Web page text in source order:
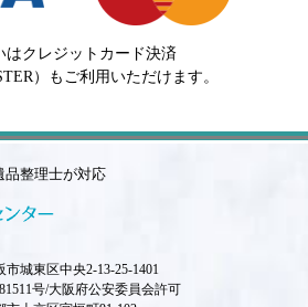
はクレジットカード決済
）もご利用いただけます。
品整理士が対応
城東区中央2-13-25-1401
号/大阪府公安委員会許可